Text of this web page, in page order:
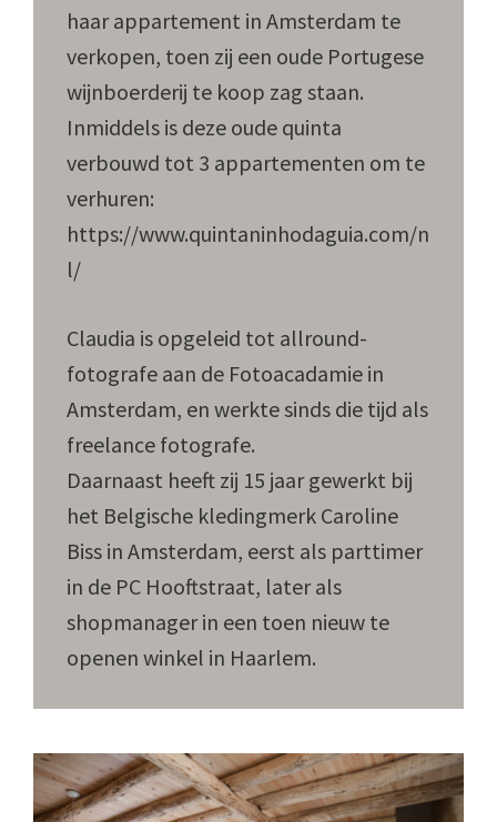
haar appartement in Amsterdam te
verkopen, toen zij een oude Portugese
wijnboerderij te koop zag staan.
Inmiddels is deze oude quinta
verbouwd tot 3 appartementen om te
verhuren:
https://www.quintaninhodaguia.com/n
l/
Claudia is opgeleid tot allround-
fotografe aan de Fotoacadamie in
Amsterdam, en werkte sinds die tijd als
freelance fotografe.
Daarnaast heeft zij 15 jaar gewerkt bij
het Belgische kledingmerk Caroline
Biss in Amsterdam, eerst als parttimer
in de PC Hooftstraat, later als
shopmanager in een toen nieuw te
openen winkel in Haarlem.